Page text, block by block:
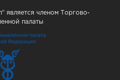
является членом Торгово-
палаты